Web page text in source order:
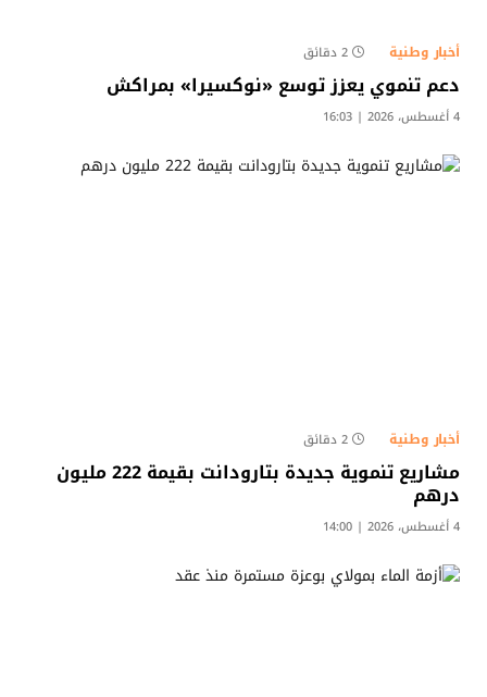
أخبار وطنية 2 دقائق
دعم تنموي يعزز توسع «نوكسيرا» بمراكش
4 أغسطس، 2026 | 16:03
أخبار وطنية 2 دقائق
مشاريع تنموية جديدة بتارودانت بقيمة 222 مليون
درهم
4 أغسطس، 2026 | 14:00